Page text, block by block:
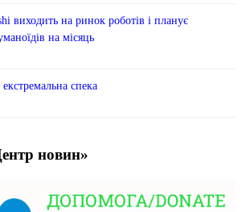
виходить на ринок роботів і планує
на місяць
спека
новин»